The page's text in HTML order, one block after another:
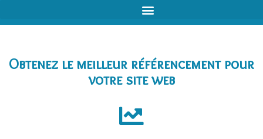
Obtenez le meilleur référencement pour
votre site web